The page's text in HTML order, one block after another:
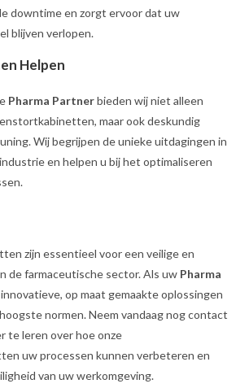
downtime en zorgt ervoor dat uw
blijven verlopen.
Helpen
Pharma Partnerbieden wij niet alleen
maar ook deskundig
Wij begrijpen de unieke uitdagingen in
en helpen u bij het optimaliseren
zijn essentieel voor een veilige en
de farmaceutische sector. Als uw Pharma
op maat gemaakte oplossingen
normen. Neem vandaag nog contact
te leren over hoe onze
uw processen kunnen verbeteren en
van uw werkomgeving.